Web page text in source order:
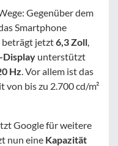
Gegenüber dem
Smartphone
beträgt jetzt6,3 Zoll
Display unterstützt
Hz . Vor allem ist das
bis zu 2.700 cd/m²
Google für weitere
nun eine Kapazität